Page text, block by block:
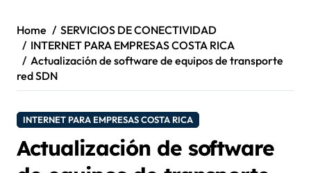
Home
SERVICIOS DE CONECTIVIDAD
INTERNET PARA EMPRESAS COSTA RICA
Actualización de software de equipos de transporte
red SDN
INTERNET PARA EMPRESAS COSTA RICA
Actualización de software